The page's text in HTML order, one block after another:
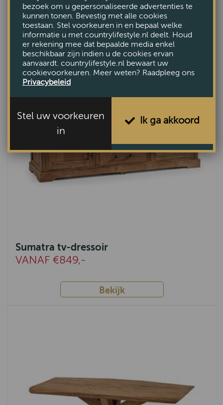
Bekijk
Sumatra tv-dressoir
VANAF €849,-
Bekijk
bezoek om u gepersonaliseerde advertenties te
kunnen tonen. Bevestig met alle cookies
toestaan. Stel voorkeuren in en bepaal welke
informatie u met countrylifestyle.nl deelt. Houd
er rekening mee dat bepaalde media enkel
beschikbaar zijn indien u de cookies ervan
aanvaardt. countrylifestyle.nl bewaart uw
cookievoorkeuren. Meer weten? Raadpleeg ons
Privacybeleid
Stel uw voorkeuren
in
Ik ga akkoord